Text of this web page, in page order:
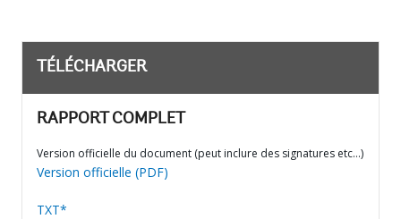
TÉLÉCHARGER
RAPPORT COMPLET
Version officielle du document (peut inclure des signatures etc…)
Version officielle (PDF)
TXT*